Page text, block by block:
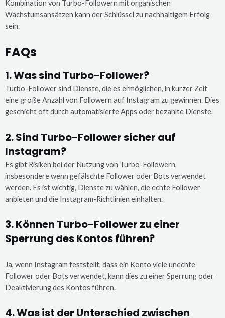
Kombination von Turbo-Followern mit organischen
Wachstumsansätzen kann der Schlüssel zu nachhaltigem Erfolg
sein.
FAQs
1. Was sind Turbo-Follower?
Turbo-Follower sind Dienste, die es ermöglichen, in kurzer Zeit
eine große Anzahl von Followern auf Instagram zu gewinnen. Dies
geschieht oft durch automatisierte Apps oder bezahlte Dienste.
2. Sind Turbo-Follower sicher auf
Instagram?
Es gibt Risiken bei der Nutzung von Turbo-Followern,
insbesondere wenn gefälschte Follower oder Bots verwendet
werden. Es ist wichtig, Dienste zu wählen, die echte Follower
anbieten und die Instagram-Richtlinien einhalten.
3. Können Turbo-Follower zu einer
Sperrung des Kontos führen?
Ja, wenn Instagram feststellt, dass ein Konto viele unechte
Follower oder Bots verwendet, kann dies zu einer Sperrung oder
Deaktivierung des Kontos führen.
4. Was ist der Unterschied zwischen